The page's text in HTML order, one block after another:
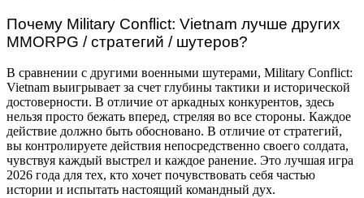
Почему Military Conflict: Vietnam лучше других
MMORPG / стратегий / шутеров?
В сравнении с другими военными шутерами, Military Conflict:
Vietnam выигрывает за счет глубины тактики и исторической
достоверности. В отличие от аркадных конкурентов, здесь
нельзя просто бежать вперед, стреляя во все стороны. Каждое
действие должно быть обосновано. В отличие от стратегий,
вы контролируете действия непосредственно своего солдата,
чувствуя каждый выстрел и каждое ранение. Это лучшая игра
2026 года для тех, кто хочет почувствовать себя частью
истории и испытать настоящий командный дух.